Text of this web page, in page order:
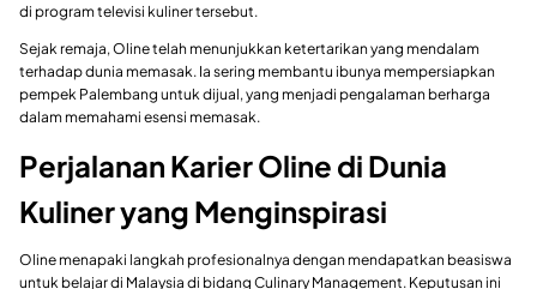
di program televisi kuliner tersebut.
Sejak remaja, Oline telah menunjukkan ketertarikan yang mendalam
terhadap dunia memasak. Ia sering membantu ibunya mempersiapkan
pempek Palembang untuk dijual, yang menjadi pengalaman berharga
dalam memahami esensi memasak.
Perjalanan Karier Oline di Dunia
Kuliner yang Menginspirasi
Oline menapaki langkah profesionalnya dengan mendapatkan beasiswa
untuk belajar di Malaysia di bidang Culinary Management. Keputusan ini